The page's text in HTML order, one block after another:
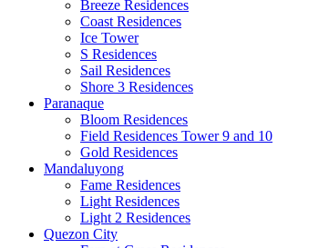
Breeze Residences
Coast Residences
Ice Tower
S Residences
Sail Residences
Shore 3 Residences
Paranaque
Bloom Residences
Field Residences Tower 9 and 10
Gold Residences
Mandaluyong
Fame Residences
Light Residences
Light 2 Residences
Quezon City